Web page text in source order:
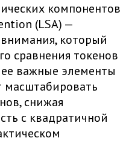
компонентов
(LSA) —
который
сравнения токенов
важные элементы
масштабировать
снижая
с квадратичной